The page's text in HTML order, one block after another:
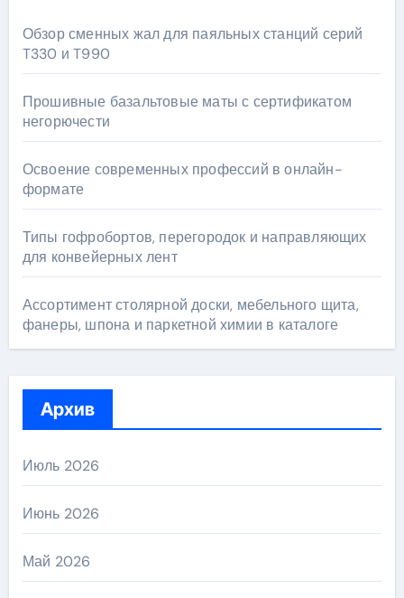
Обзор сменных жал для паяльных станций серий
T330 и T990
Прошивные базальтовые маты с сертификатом
негорючести
Освоение современных профессий в онлайн-
формате
Типы гофробортов, перегородок и направляющих
для конвейерных лент
Ассортимент столярной доски, мебельного щита,
фанеры, шпона и паркетной химии в каталоге
Архив
Июль 2026
Июнь 2026
Май 2026